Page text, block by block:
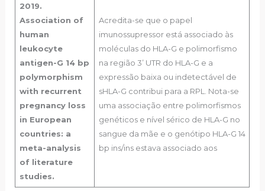
2019.
Association of
human
leukocyte
antigen-G 14 bp
polymorphism
with recurrent
pregnancy loss
in European
countries: a
meta-analysis
of literature
studies.
Acredita-se que o papel
imunossupressor está associado às
moléculas do HLA-G e polimorfismo
na região 3’ UTR do HLA-G e a
expressão baixa ou indetectável de
sHLA-G contribui para a RPL. Nota-se
uma associação entre polimorfismos
genéticos e nível sérico de HLA-G no
sangue da mãe e o genótipo HLA-G 14
bp ins/ins estava associado aos